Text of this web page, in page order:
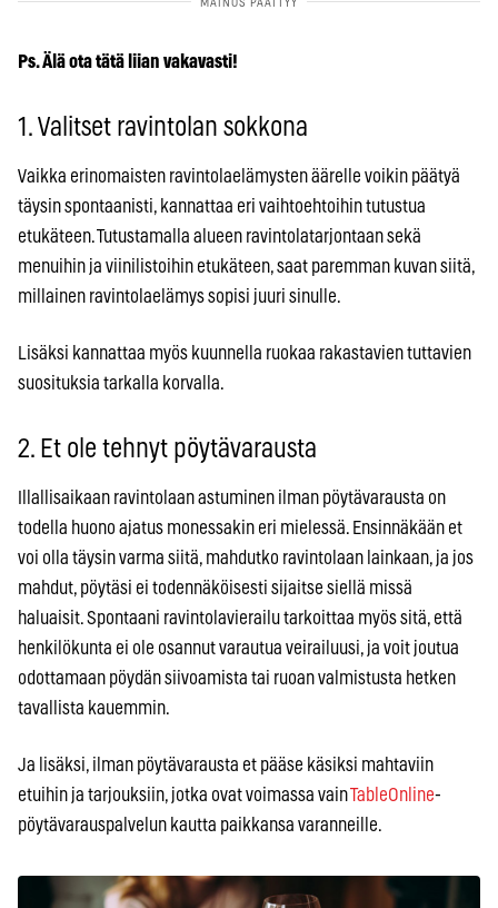
Ps. Älä ota tätä liian vakavasti!
1. Valitset ravintolan sokkona
Vaikka erinomaisten ravintolaelämysten äärelle voikin päätyä
täysin spontaanisti, kannattaa eri vaihtoehtoihin tutustua
etukäteen. Tutustamalla alueen ravintolatarjontaan sekä
menuihin ja viinilistoihin etukäteen, saat paremman kuvan siitä,
millainen ravintolaelämys sopisi juuri sinulle.
Lisäksi kannattaa myös kuunnella ruokaa rakastavien tuttavien
suosituksia tarkalla korvalla.
2. Et ole tehnyt pöytävarausta
Illallisaikaan ravintolaan astuminen ilman pöytävarausta on
todella huono ajatus monessakin eri mielessä. Ensinnäkään et
voi olla täysin varma siitä, mahdutko ravintolaan lainkaan, ja jos
mahdut, pöytäsi ei todennäköisesti sijaitse siellä missä
haluaisit. Spontaani ravintolavierailu tarkoittaa myös sitä, että
henkilökunta ei ole osannut varautua veirailuusi, ja voit joutua
odottamaan pöydän siivoamista tai ruoan valmistusta hetken
tavallista kauemmin.
Ja lisäksi, ilman pöytävarausta et pääse käsiksi mahtaviin
etuihin ja tarjouksiin, jotka ovat voimassa vainTableOnline-
pöytävarauspalvelun kautta paikkansa varanneille.